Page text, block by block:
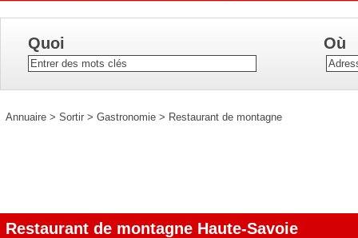
Quoi Où
Annuaire > Sortir > Gastronomie > Restaurant de montagne
Restaurant de montagne Haute-Savoie